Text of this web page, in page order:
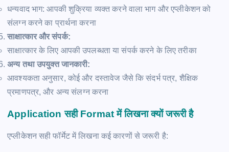
धन्यवाद भाग: आपकी शुक्रिया व्यक्त करने वाला भाग और एप्लीकेशन को
संलग्न करने का प्रार्थना करना
साक्षात्कार और संपर्क:
साक्षात्कार के लिए आपकी उपलब्धता या संपर्क करने के लिए तरीका
अन्य तथा उपयुक्त जानकारी:
आवश्यकता अनुसार, कोई और दस्तावेज जैसे कि संदर्भ पत्र, शैक्षिक
प्रमाणपत्र, और अन्य संलग्न करना
Application सही Format में लिखना क्यों जरूरी है
एप्लीकेशन सही फॉर्मेट में लिखना कई कारणों से जरूरी है: